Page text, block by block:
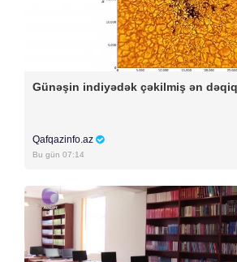
Günəşin indiyədək çəkilmiş ən
Qafqazinfo.az
Bu gün 07:14